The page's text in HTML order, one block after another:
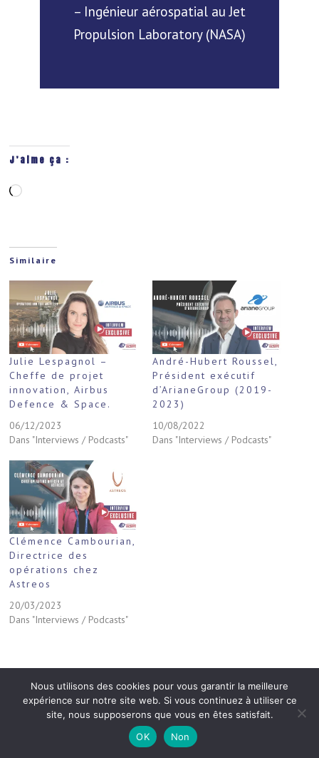
– Ingénieur aérospatial au Jet
Propulsion Laboratory (NASA)
J’aime ça :
Chargement…
Similaire
Julie Lespagnol –
Cheffe de projet
innovation, Airbus
Defence & Space.
06/12/2023
Dans "Interviews / Podcasts"
André-Hubert Roussel,
Président exécutif
d’ArianeGroup (2019-
2023)
10/08/2022
Dans "Interviews / Podcasts"
Clémence Cambourian,
Directrice des
opérations chez
Astreos
20/03/2023
Dans "Interviews / Podcasts"
Nous utilisons des cookies pour vous garantir la meilleure
expérience sur notre site web. Si vous continuez à utiliser ce
site, nous supposerons que vous en êtes satisfait.
OK
Non